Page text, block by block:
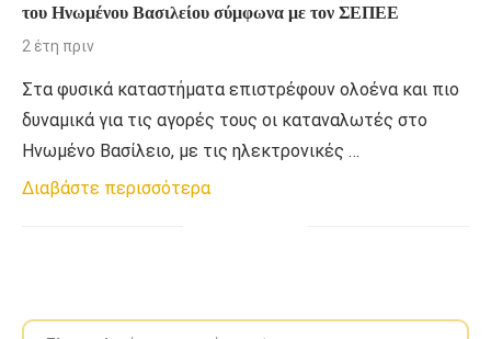
του Ηνωμένου Βασιλείου σύμφωνα με τον ΣΕΠΕΕ
2 έτη πριν
Στα φυσικά καταστήματα επιστρέφουν ολοένα και πιο
δυναμικά για τις αγορές τους οι καταναλωτές στο
Ηνωμένο Βασίλειο, με τις ηλεκτρονικές …
Διαβάστε περισσότερα